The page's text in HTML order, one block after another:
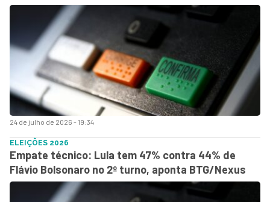
24 de julho de 2026 - 19:34
ELEIÇÕES 2026
Empate técnico: Lula tem 47% contra 44% de
Flávio Bolsonaro no 2º turno, aponta BTG/Nexus